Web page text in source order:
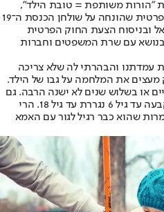
"הורות משותפת = טובת הילד",
שהיה שותף בניסוח הצעת החוק הפרטית שהונחה על שולחן הכנסת ה־19
ובניסוח הצעת החוק הפרטית
עם שרת המשפטים וחברות
עמדתנו והבהרתי לה שלא צריכה
מעצים את המלחמה על גבו של הילד.
או בשלוש שנים לא ישנה הרבה. גם
ככה, ברוב המקרים המשמורת שנקבעה עד גיל 6 נגררת עד גיל 18. הרי
שהוא כבר רגיל לגור עם האמא